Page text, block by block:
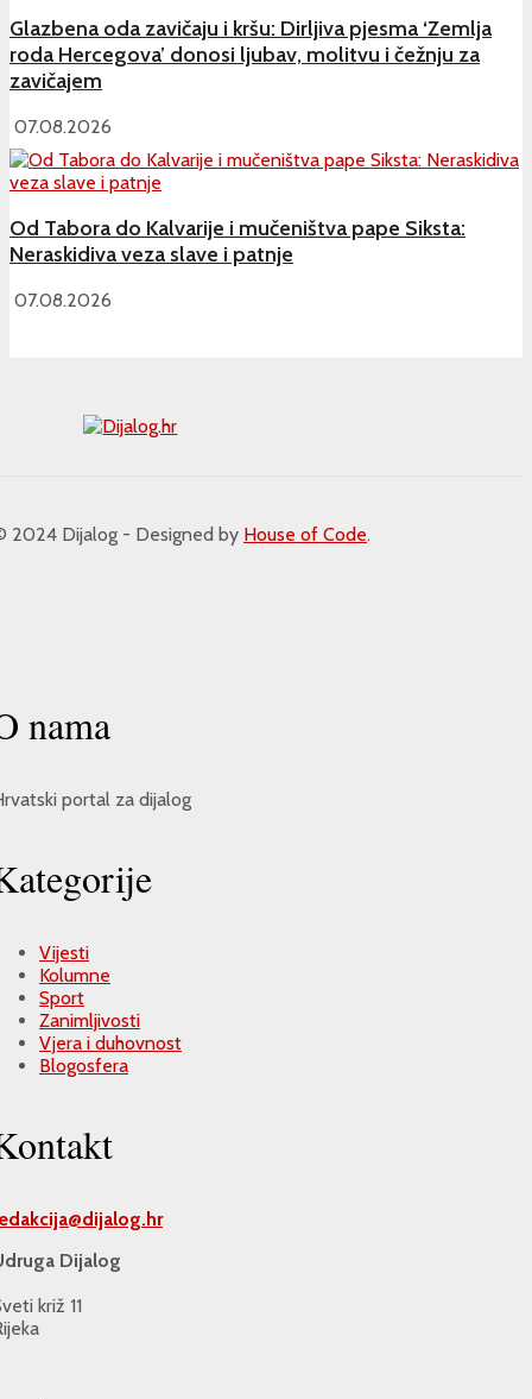
Glazbena oda zavičaju i kršu: Dirljiva pjesma ‘Zemlja
roda Hercegova’ donosi ljubav, molitvu i čežnju za
zavičajem
07.08.2026
Od Tabora do Kalvarije i mučeništva pape Siksta:
Neraskidiva veza slave i patnje
07.08.2026
Dijalog - Designed by House of Code.
nama
portal za dijalog
Vijesti
Kolumne
Sport
Zanimljivosti
Vjera i duhovnost
Blogosfera
dijalog.hr
Dijalog
križ 11